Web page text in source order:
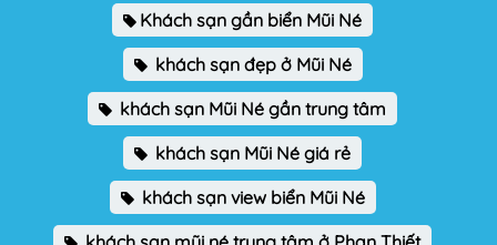
Khách sạn gần biển Mũi Né
khách sạn đẹp ở Mũi Né
khách sạn Mũi Né gần trung tâm
khách sạn Mũi Né giá rẻ
khách sạn view biển Mũi Né